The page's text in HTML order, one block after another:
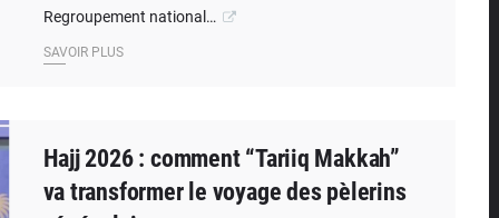
Regroupement national…
SAVOIR PLUS
Hajj 2026 : comment “Tariiq Makkah”
va transformer le voyage des pèlerins